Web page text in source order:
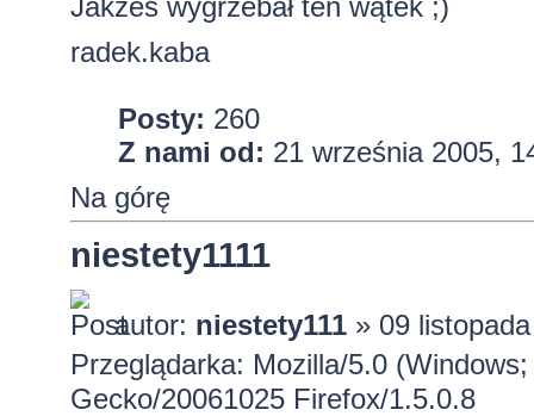
radek.kaba
Posty: 260
Z nami od: 21 września 2005,
Na górę
niestety1111
autor: niestety111» 09
Przeglądarka: Mozilla/5.0
Gecko/20061025 Firefox/1.5.0.8